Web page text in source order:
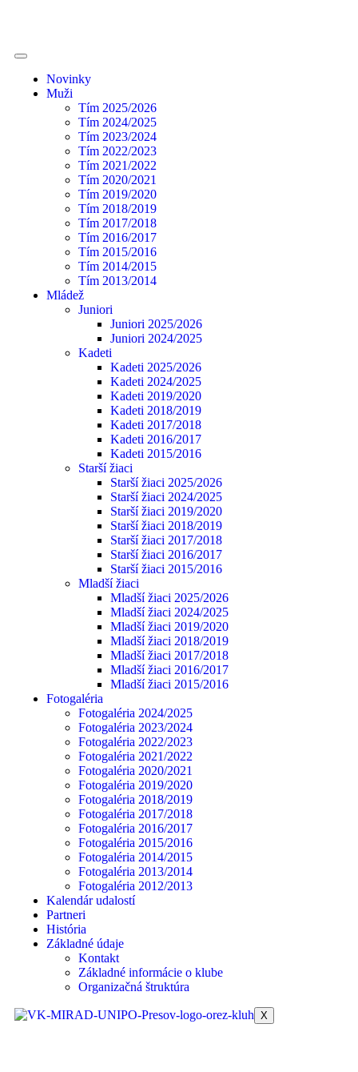
Novinky
Muži
Tím 2025/2026
Tím 2024/2025
Tím 2023/2024
Tím 2022/2023
Tím 2021/2022
Tím 2020/2021
Tím 2019/2020
Tím 2018/2019
Tím 2017/2018
Tím 2016/2017
Tím 2015/2016
Tím 2014/2015
Tím 2013/2014
Mládež
Juniori
Juniori 2025/2026
Juniori 2024/2025
Kadeti
Kadeti 2025/2026
Kadeti 2024/2025
Kadeti 2019/2020
Kadeti 2018/2019
Kadeti 2017/2018
Kadeti 2016/2017
Kadeti 2015/2016
Starší žiaci
Starší žiaci 2025/2026
Starší žiaci 2024/2025
Starší žiaci 2019/2020
Starší žiaci 2018/2019
Starší žiaci 2017/2018
Starší žiaci 2016/2017
Starší žiaci 2015/2016
Mladší žiaci
Mladší žiaci 2025/2026
Mladší žiaci 2024/2025
Mladší žiaci 2019/2020
Mladší žiaci 2018/2019
Mladší žiaci 2017/2018
Mladší žiaci 2016/2017
Mladší žiaci 2015/2016
Fotogaléria
Fotogaléria 2024/2025
Fotogaléria 2023/2024
Fotogaléria 2022/2023
Fotogaléria 2021/2022
Fotogaléria 2020/2021
Fotogaléria 2019/2020
Fotogaléria 2018/2019
Fotogaléria 2017/2018
Fotogaléria 2016/2017
Fotogaléria 2015/2016
Fotogaléria 2014/2015
Fotogaléria 2013/2014
Fotogaléria 2012/2013
Kalendár udalostí
Partneri
História
Základné údaje
Kontakt
Základné informácie o klube
Organizačná štruktúra
X